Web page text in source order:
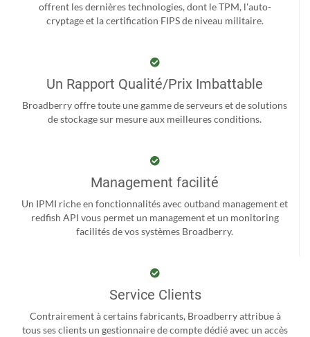
offrent les dernières technologies, dont le TPM, l'auto-
cryptage et la certification FIPS de niveau militaire.
Un Rapport Qualité/Prix Imbattable
Broadberry offre toute une gamme de serveurs et de solutions
de stockage sur mesure aux meilleures conditions.
Management facilité
Un IPMI riche en fonctionnalités avec outband management et
redfish API vous permet un management et un monitoring
facilités de vos systèmes Broadberry.
Service Clients
Contrairement à certains fabricants, Broadberry attribue à
tous ses clients un gestionnaire de compte dédié avec un accès